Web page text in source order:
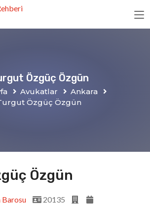
Özgüç Özgün
Avukatlar
Ankara
Özgüç Özgün
Özgün
Barosu
20135